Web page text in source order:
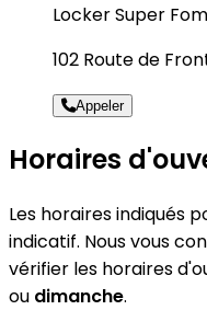
Locker Super
102 Route de
Appeler
Horaires
Les horaires indiqués
indicatif. Nous vous
vérifier les horaires
ou dimanche.